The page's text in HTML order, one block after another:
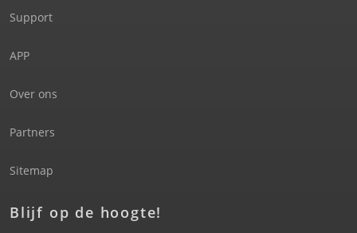
Support
APP
Over ons
Partners
Sitemap
Blijf op de hoogte!